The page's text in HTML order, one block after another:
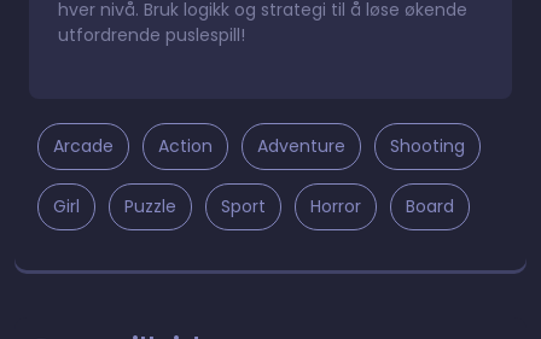
hver nivå. Bruk logikk og strategi til å løse økende
utfordrende puslespill!
Arcade Action Adventure Shooting
Girl Puzzle Sport Horror Board